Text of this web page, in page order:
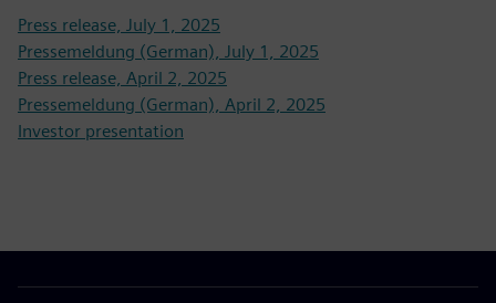
Press release, July 1, 2025
Pressemeldung (German), July 1, 2025
Press release, April 2, 2025
Pressemeldung (German), April 2, 2025
Investor presentation